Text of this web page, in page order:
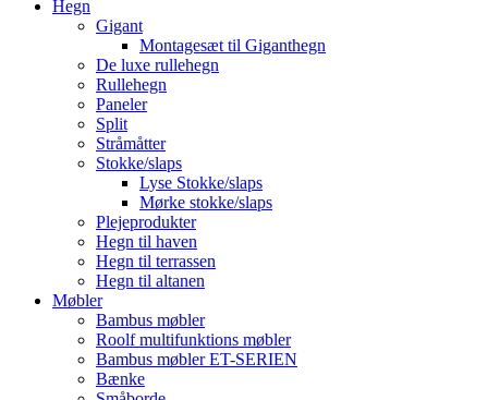
Hegn
Gigant
Montagesæt til Giganthegn
De luxe rullehegn
Rullehegn
Paneler
Split
Stråmåtter
Stokke/slaps
Lyse Stokke/slaps
Mørke stokke/slaps
Plejeprodukter
Hegn til haven
Hegn til terrassen
Hegn til altanen
Møbler
Bambus møbler
Roolf multifunktions møbler
Bambus møbler ET-SERIEN
Bænke